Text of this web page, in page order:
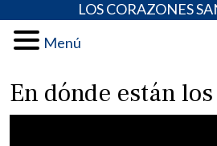
LOS CORAZONES
Menú
En dónde están